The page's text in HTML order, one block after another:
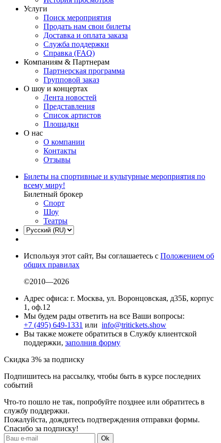
Услуги
Поиск мероприятия
Продать нам свои билеты
Доставка и оплата заказа
Служба поддержки
Справка (FAQ)
Компаниям & Партнерам
Партнерская программа
Групповой заказ
О шоу и концертах
Лента новостей
Представления
Список артистов
Площадки
О нас
О компании
Контакты
Отзывы
Билеты на спортивные и культурные мероприятия по
всему миру!
Билетный брокер
Спорт
Шоу
Театры
Используя этот сайт, Вы соглашаетесь с Положением об
общих правилах
©2010—2026
Адрес офиса: г. Москва, ул. Воронцовская, д35Б, корпус
1, оф.12
Мы будем рады ответить на все Ваши вопросы:
+7 (495) 649-1331 или info@tritickets.show
Вы также можете обратиться в Службу клиентской
поддержки, заполнив форму
Скидка 3% за подписку
Подпишитесь на рассылку, чтобы быть в курсе последних
событий
Что-то пошло не так, попробуйте позднее или обратитесь в
службу поддержки.
Пожалуйста, дождитесь подтверждения отправки формы.
Спасибо за подписку!
Ok